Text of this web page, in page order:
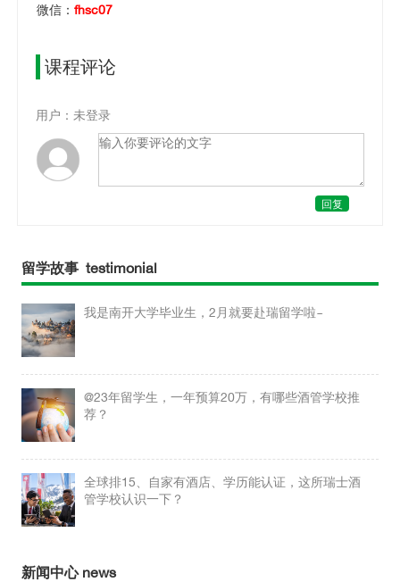
微信： fhsc07
课程评论
用户：未登录
回复
留学故事 testimonial
我是南开大学毕业生，2月就要赴瑞留学啦~
@23年留学生，一年预算20万，有哪些酒管学校推
荐？
全球排15、自家有酒店、学历能认证，这所瑞士酒
管学校认识一下？
新闻中心 news